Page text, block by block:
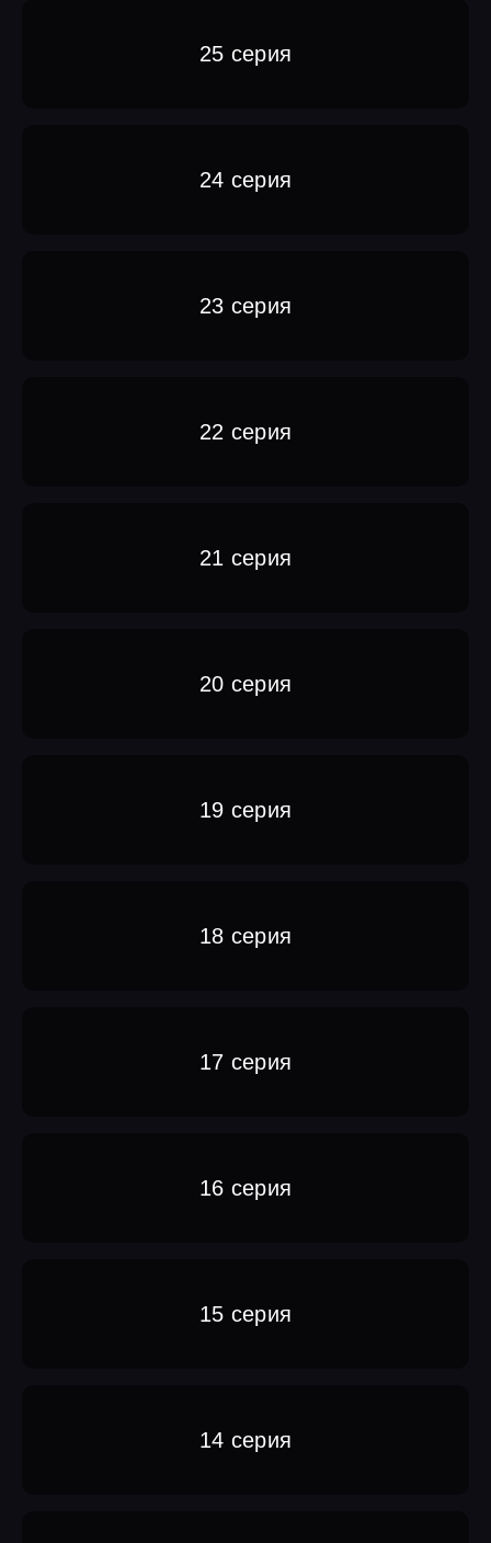
25 серия
24 серия
23 серия
22 серия
21 серия
20 серия
19 серия
18 серия
17 серия
16 серия
15 серия
14 серия